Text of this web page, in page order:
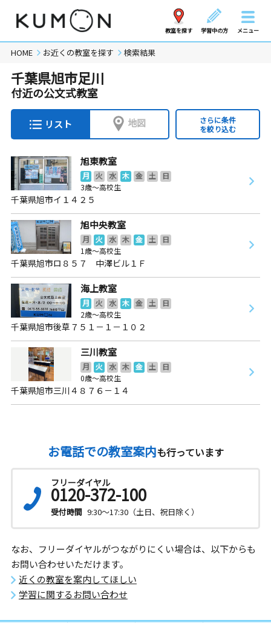
教室を探す 学習中の方 メニュー
HOME お近くの教室を探す 検索結果
千葉県旭市足川
付近の公文式教室
リスト 地図
さらに条件
を絞り込む
旭東教室
月 火 水 木 金 土
日
3歳～高校生
千葉県旭市イ１４２５
旭中央教室
月 火 水 木 金 土
日
1歳～高校生
千葉県旭市ロ８５７ 中澤ビル１Ｆ
海上教室
月 火 水 木 金 土
日
2歳～高校生
千葉県旭市後草７５１－１－１０２
三川教室
月 火 水 木 金 土
日
0歳～高校生
千葉県旭市三川４８７６－１４
お電話での教室案内も行っています
フリーダイヤル
0120-372-100
受付時間 9:30～17:30（土日、祝日除く）
なお、フリーダイヤルがつながりにくい場合は、以下からも
お問い合わせいただけます。
近くの教室を案内してほしい
学習に関するお問い合わせ